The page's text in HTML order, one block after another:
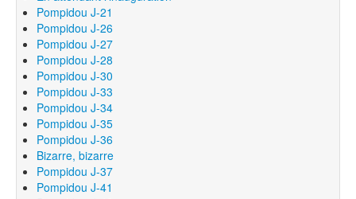
Pompidou J-21
Pompidou J-26
Pompidou J-27
Pompidou J-28
Pompidou J-30
Pompidou J-33
Pompidou J-34
Pompidou J-35
Pompidou J-36
Bizarre, bizarre
Pompidou J-37
Pompidou J-41